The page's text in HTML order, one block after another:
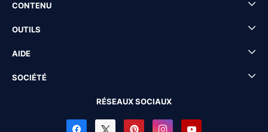
CONTENU
OUTILS
AIDE
SOCIÉTÉ
RÉSEAUX SOCIAUX